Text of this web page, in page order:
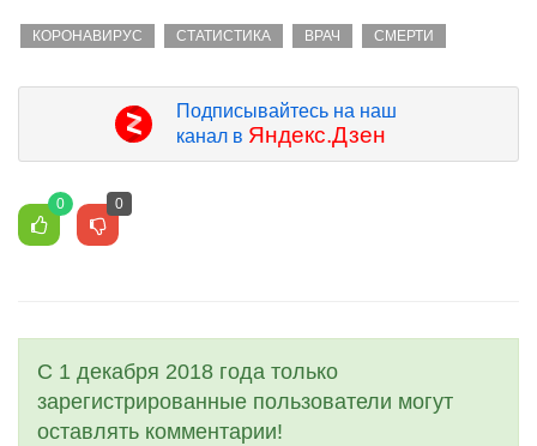
КОРОНАВИРУС СТАТИСТИКА ВРАЧ СМЕРТИ
Подписывайтесь на наш
канал в Яндекс.Дзен
0 0
С 1 декабря 2018 года только
зарегистрированные пользователи могут
оставлять комментарии!